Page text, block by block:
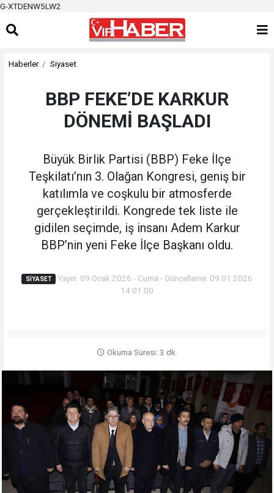
G-XTDENW5LW2
Haberler Siyaset
BBP FEKE’DE KARKUR
DÖNEMİ BAŞLADI
Büyük Birlik Partisi (BBP) Feke İlçe
Teşkilatı’nın 3. Olağan Kongresi, geniş bir
katılımla ve coşkulu bir atmosferde
gerçekleştirildi. Kongrede tek liste ile
gidilen seçimde, iş insanı Adem Karkur
BBP’nin yeni Feke İlçe Başkanı oldu.
SIYASET
Yayın: 09 Ocak 2026 - Cuma - Güncelleme: 09.01.2026
14:01:00
Okuma Süresi: 3 dk.